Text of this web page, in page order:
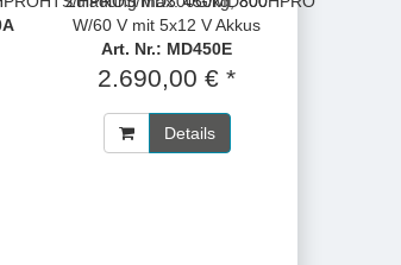
W/60 V mit 5x12 V Akkus
Art. Nr.: MD450E
2.690,00 € *
Details